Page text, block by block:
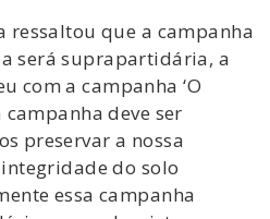
que a campanha
será suprapartidária, a
com a campanha ‘O
campanha deve ser
preservar a nossa
do solo
essa campanha